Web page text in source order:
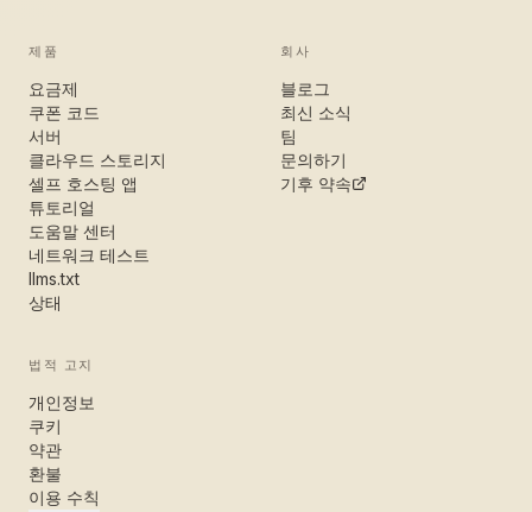
제품
요금제
쿠폰 코드
서버
클라우드 스토리지
셀프 호스팅 앱
튜토리얼
도움말 센터
네트워크 테스트
llms.txt
상태
회사
블로그
최신 소식
팀
문의하기
기후 약속
법적 고지
개인정보
쿠키
약관
환불
이용 수칙